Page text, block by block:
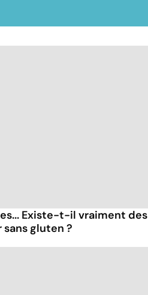
Existe-t-il vraiment des
gluten ?